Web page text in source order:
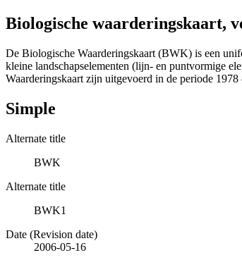
Biologische waarderingskaart,
De Biologische Waarderingskaart (BWK) is een
kleine landschapselementen (lijn- en puntvormige
Waarderingskaart zijn uitgevoerd in de periode
Simple
Alternate title
BWK
Alternate title
BWK1
Date (Revision date)
2006-05-16